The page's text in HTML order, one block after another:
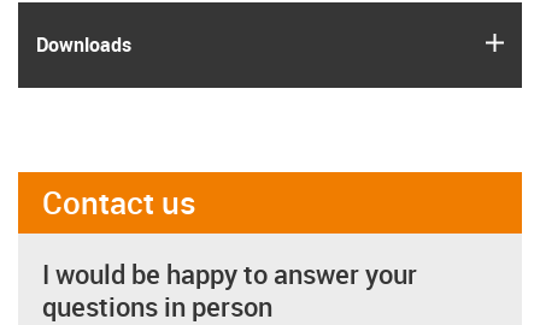
Downloads
Contact us
I would be happy to answer your
questions in person